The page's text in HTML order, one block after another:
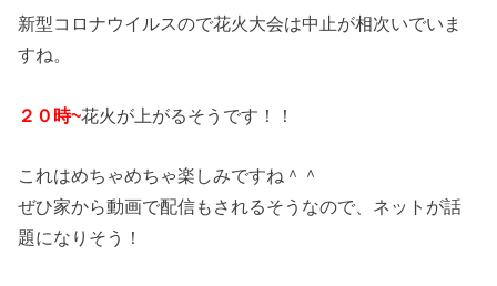
新型コロナウイルスので花火大会は中止が相次いでいま
すね。
２０時~花火が上がるそうです！！
これはめちゃめちゃ楽しみですね＾＾
ぜひ家から動画で配信もされるそうなので、ネットが話
題になりそう！